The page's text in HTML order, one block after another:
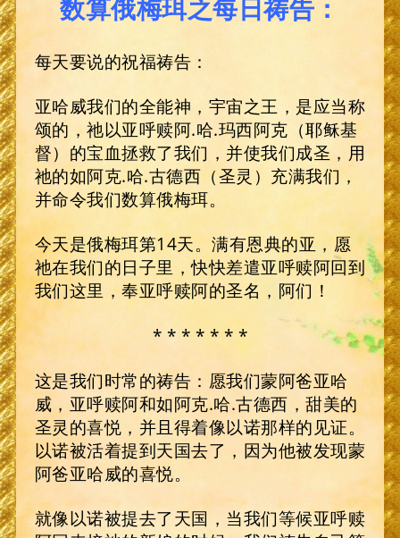
数算俄梅珥之每日祷告：
每天要说的祝福祷告：
亚哈威我们的全能神，宇宙之王，是应当称
颂的，祂以亚呼赎阿.哈.玛西阿克（耶稣基
督）的宝血拯救了我们，并使我们成圣，用
祂的如阿克.哈.古德西（圣灵）充满我们，
并命令我们数算俄梅珥。
今天是俄梅珥第14天。满有恩典的亚，愿
祂在我们的日子里，快快差遣亚呼赎阿回到
我们这里，奉亚呼赎阿的圣名，阿们！
* * * * * * *
这是我们时常的祷告：愿我们蒙阿爸亚哈
威，亚呼赎阿和如阿克.哈.古德西，甜美的
圣灵的喜悦，并且得着像以诺那样的见证。
以诺被活着提到天国去了，因为他被发现蒙
阿爸亚哈威的喜悦。
就像以诺被提去了天国，当我们等候亚呼赎